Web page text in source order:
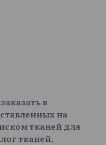
в
на
тканей для
тканей.